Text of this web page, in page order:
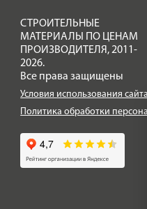
СТРОИТЕЛЬНЫЕ
МАТЕРИАЛЫ ПО ЦЕНАМ
ПРОИЗВОДИТЕЛЯ,2011-
2026.
Все права защищены
Условия использования сайта
Политика обработки